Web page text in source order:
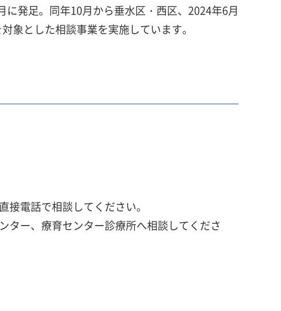
発足。同年10月から垂水区・西区、2024年6月
象とした相談事業を実施しています。
接電話で相談してください。
ター、療育センター診療所へ相談してくださ